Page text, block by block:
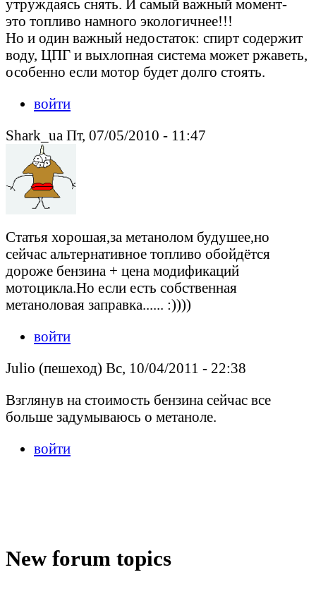
утруждаясь снять. И самый важный момент-
это топливо намного экологичнее!!!
Но и один важный недостаток: спирт содержит
воду, ЦПГ и выхлопная система может ржаветь,
особенно если мотор будет долго стоять.
войти
Shark_ua Пт, 07/05/2010 - 11:47
Статья хорошая,за метанолом будушее,но
сейчас альтернативное топливо обойдётся
дороже бензина + цена модификаций
мотоцикла.Но если есть собственная
метаноловая заправка...... :))))
войти
Julio (пешеход) Вс, 10/04/2011 - 22:38
Взглянув на стоимость бензина сейчас все
больше задумываюсь о метаноле.
войти
New forum topics